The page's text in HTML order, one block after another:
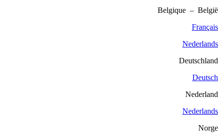
Belgique – België
Français
Nederlands
Deutschland
Deutsch
Nederland
Nederlands
Norge